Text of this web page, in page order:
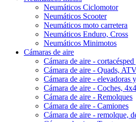
Neumáticos Ciclomotor
Neumáticos Scooter
Neumáticos moto carretera
Neumáticos Enduro, Cross
Neumáticos Minimotos
Cámaras de aire
Cámara de aire -
Cámara de aire - Quads,
Cámara de aire - elevadoras
Cámara de aire - Coches, 4x4
Cámara de aire - Remolques
Cámara de aire - Camiones
Cámara de aire - remolque,